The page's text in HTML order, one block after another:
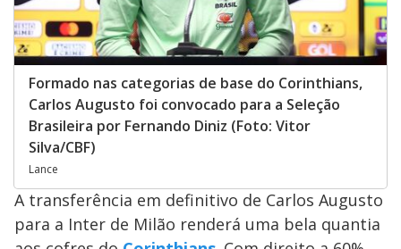
Formado nas categorias de base do Corinthians,
Carlos Augusto foi convocado para a Seleção
Brasileira por Fernando Diniz (Foto: Vitor
Silva/CBF)
Lance
A transferência em definitivo de Carlos Augusto
para a Inter de Milão renderá uma bela quantia